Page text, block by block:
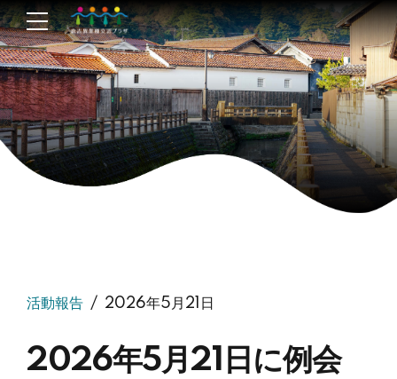
活動報告 2026年5月21日
2026年5月21日に例会